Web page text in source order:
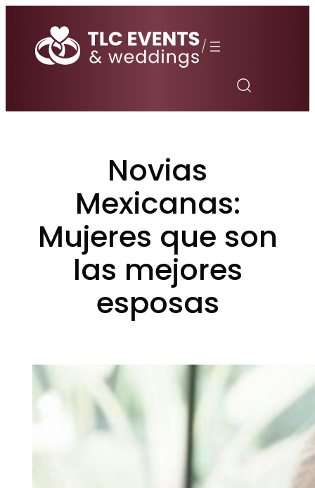
contenido
/
Novias
Mexicanas:
Mujeres que son
las mejores
esposas